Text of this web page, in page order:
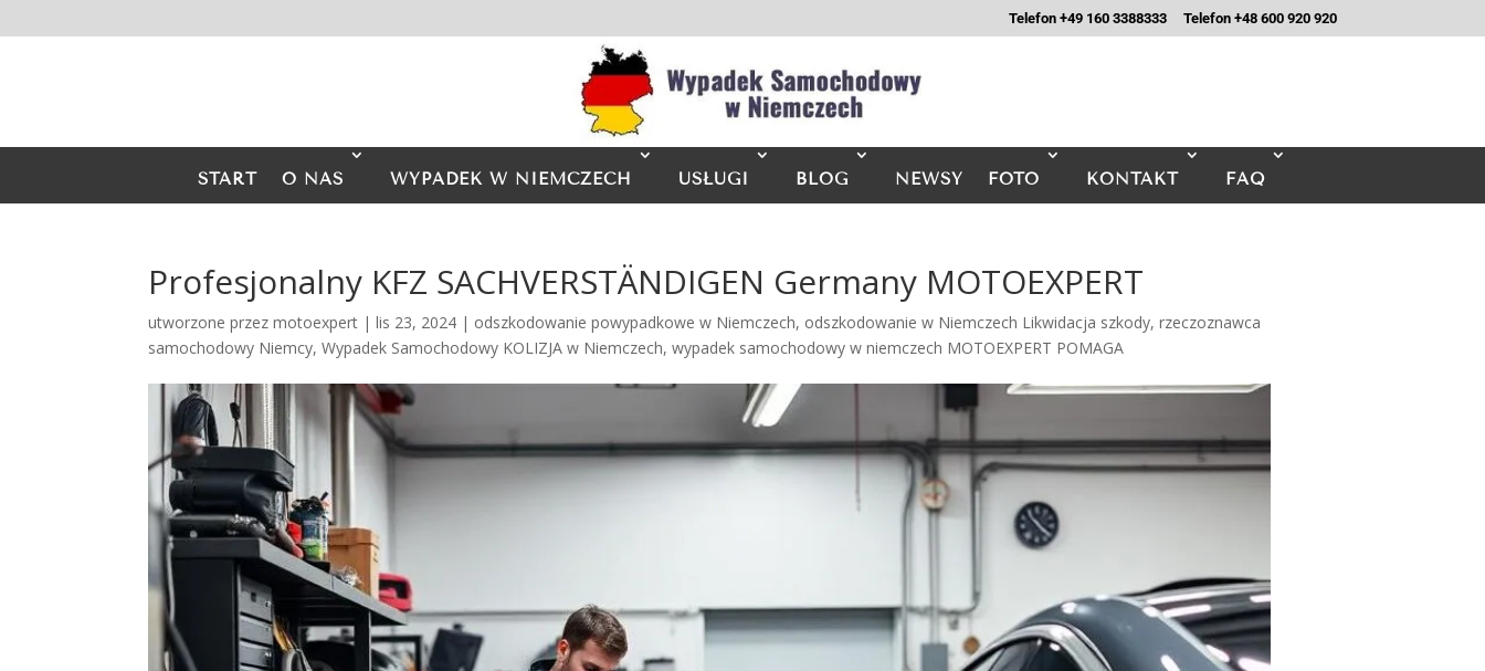
Telefon +49 160 3388333 Telefon +48 600 920 920
START O NAS WYPADEK W NIEMCZECH USŁUGI BLOG NEWSY FOTO KONTAKT FAQ
Profesjonalny KFZ SACHVERSTÄNDIGEN Germany MOTOEXPERT
utworzone przezmotoexpert |lis 23, 2024 | odszkodowanie powypadkowe w Niemczech, odszkodowanie w Niemczech Likwidacja szkody,rzeczoznawca
samochodowy Niemcy,Wypadek Samochodowy KOLIZJA w Niemczech,wypadek samochodowy w niemczech MOTOEXPERT POMAGA